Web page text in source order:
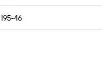
195-46